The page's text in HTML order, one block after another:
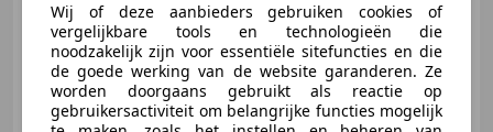
€ 25.895
08/2016 232.431 km Benzine
185 kW (252 PK)
Wij of deze aanbieders gebruiken cookies of
vergelijkbare tools en technologieën die
noodzakelijk zijn voor essentiële sitefuncties en die
de goede werking van de website garanderen. Ze
worden doorgaans gebruikt als reactie op
gebruikersactiviteit om belangrijke functies mogelijk